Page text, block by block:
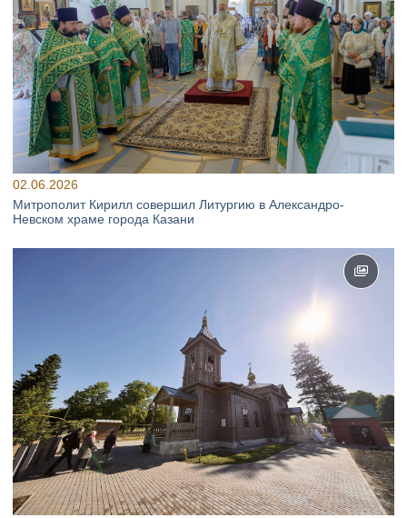
02.06.2026
Митрополит Кирилл совершил Литургию в Александро-
Невском храме города Казани